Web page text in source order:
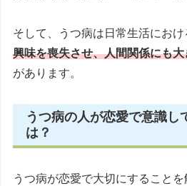
そして、うつ病は日常生活にお
興味を喪失させ、人間関係にも
があります。
うつ病の人が恋愛で意識し
は？
うつ病が恋愛で大切にすることを